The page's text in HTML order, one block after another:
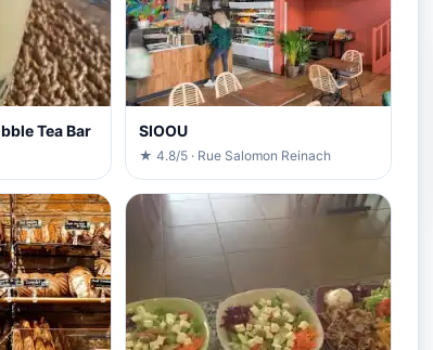
Tea Bar SIOOU
★ 4.8/5 · Rue Salomon Reinach